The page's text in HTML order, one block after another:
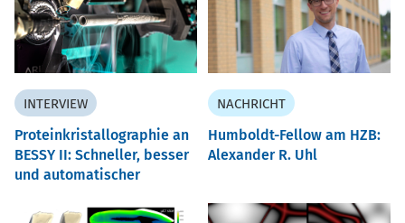
INTERVIEW
Proteinkristallographie an
BESSY II: Schneller, besser
und automatischer
NACHRICHT
Humboldt-Fellow am HZB:
Alexander R. Uhl